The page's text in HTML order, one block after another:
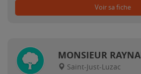
Voir sa fiche
MONSIEUR
Saint-Just-Luzac